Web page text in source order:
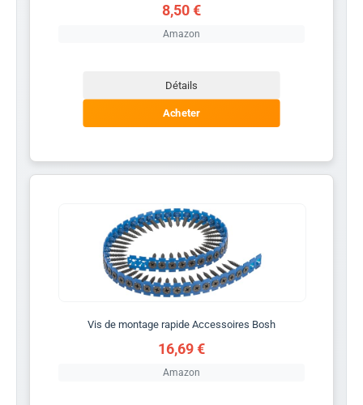
8,50 €
Amazon
Détails
Acheter
Vis de montage rapide Accessoires Bosh
16,69 €
Amazon